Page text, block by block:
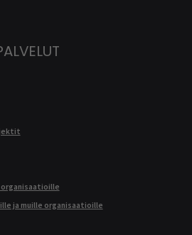
ja muille organisaatioille